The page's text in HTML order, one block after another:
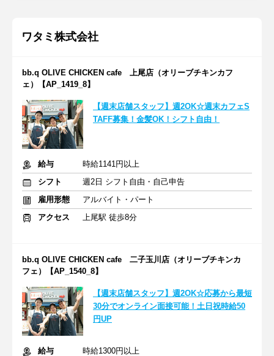
ワタミ株式会社
bb.q OLIVE CHICKEN cafe 上尾店（オリーブチキンカフ
ェ）【AP_1419_8】
【週末店舗スタッフ】週2OK☆週末カフェS
TAFF募集！金髪OK！シフト自由！
給与
時給1141円以上
シフト
週2日 シフト自由・自己申告
雇用形態
アルバイト・パート
アクセス
上尾駅 徒歩8分
bb.q OLIVE CHICKEN cafe 二子玉川店（オリーブチキンカ
フェ）【AP_1540_8】
【週末店舗スタッフ】週2OK☆応募から最短
30分でオンライン面接可能！土日祝時給50
円UP
給与
時給1300円以上